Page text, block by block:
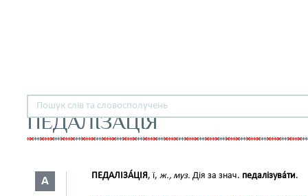
ПЕДАЛІЗАЦІЯ
А ПЕДАЛІЗА́ЦІЯ, ї, ж., муз. Дія за знач. педалізува́ти.